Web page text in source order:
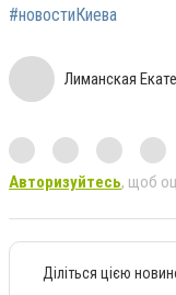
#новостиКиева
Лиманская
Авторизуйтесь, щоб
Діліться цією